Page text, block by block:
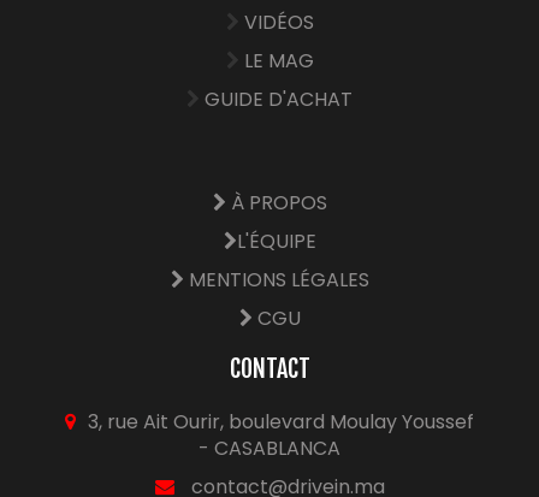
VIDÉOS
LE MAG
GUIDE D'ACHAT
À PROPOS
L'ÉQUIPE
MENTIONS LÉGALES
CGU
CONTACT
3, rue Ait Ourir, boulevard Moulay Youssef
- CASABLANCA
contact@drivein.ma